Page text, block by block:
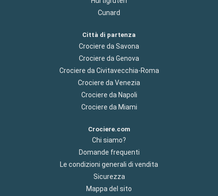
Cunard
Città di partenza
Crociere da Savona
Crociere da Genova
Crociere da Civitavecchia-Roma
Crociere da Venezia
Crociere da Napoli
Crociere da Miami
Crociere.com
Chi siamo?
Domande frequenti
Le condizioni generali di vendita
Sicurezza
Mappa del sito